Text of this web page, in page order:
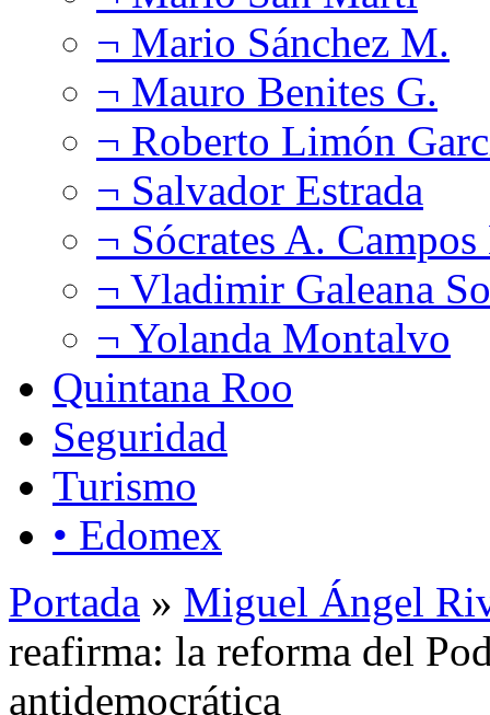
¬ Mario Sánchez M.
¬ Mauro Benites G.
¬ Roberto Limón
¬ Salvador Estrada
¬ Sócrates A.
¬ Vladimir Galeana
¬ Yolanda Montalvo
Quintana Roo
Seguridad
Turismo
• Edomex
Portada » Miguel Ángel
reafirma: la reforma del
antidemocrática